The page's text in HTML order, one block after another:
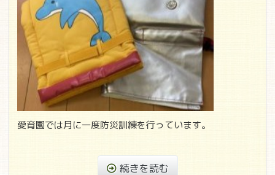
愛育園では月に一度防災訓練を行っています。
続きを読む